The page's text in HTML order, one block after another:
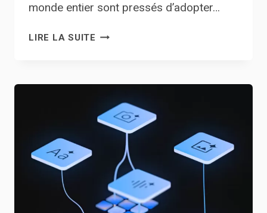
monde entier sont pressés d’adopter…
LIRE LA SUITE L’UE
PROJET
DE
COMPLET
RÉGLEMENTATION
DE